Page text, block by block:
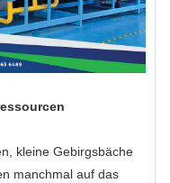
kleine Gebirgsbäche
manchmal auf das